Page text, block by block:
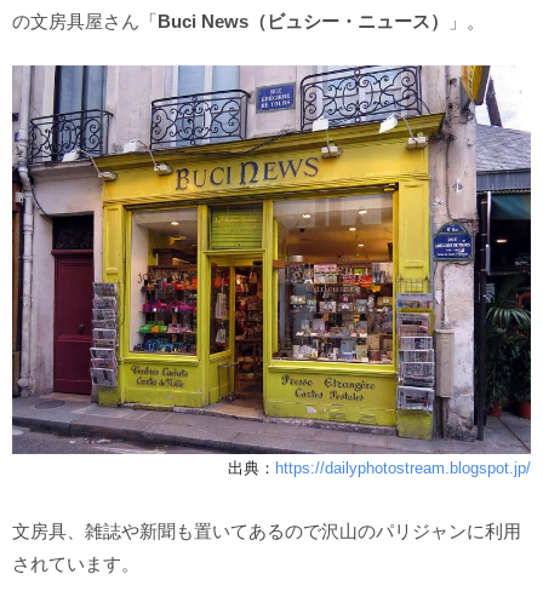
の文房具屋さん「Buci News（ビュシー・ニュース） 」。
出典： https://dailyphotostream.blogspot.jp/
文房具、雑誌や新聞も置いてあるので沢山のパリジャンに利用
されています。